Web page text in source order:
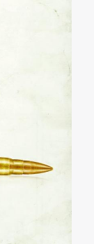
intimsten
ihm. Je
eine